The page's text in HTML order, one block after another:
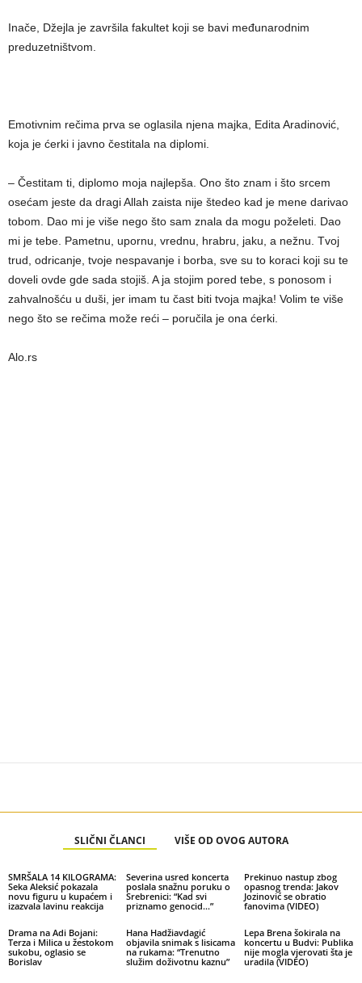
Inače, Džejla je završila fakultet koji se bavi međunarodnim
preduzetništvom.
Emotivnim rečima prva se oglasila njena majka, Edita Aradinović,
koja je ćerki i javno čestitala na diplomi.
– Čestitam ti, diplomo moja najlepša. Ono što znam i što srcem
osećam jeste da dragi Allah zaista nije štedeo kad je mene darivao
tobom. Dao mi je više nego što sam znala da mogu poželeti. Dao
mi je tebe. Pametnu, upornu, vrednu, hrabru, jaku, a nežnu. Tvoj
trud, odricanje, tvoje nespavanje i borba, sve su to koraci koji su te
doveli ovde gde sada stojiš. A ja stojim pored tebe, s ponosom i
zahvalnošću u duši, jer imam tu čast biti tvoja majka! Volim te više
nego što se rečima može reći – poručila je ona ćerki.
Alo.rs
SLIČNI ČLANCI VIŠE OD OVOG AUTORA
SMRŠALA 14 KILOGRAMA:
Seka Aleksić pokazala
novu figuru u kupaćem i
izazvala lavinu reakcija
Severina usred koncerta
poslala snažnu poruku o
Srebrenici: “Kad svi
priznamo genocid…”
Prekinuo nastup zbog
opasnog trenda: Jakov
Jozinović se obratio
fanovima (VIDEO)
Drama na Adi Bojani:
Terza i Milica u žestokom
sukobu, oglasio se
Borislav
Hana Hadžiavdagić
objavila snimak s lisicama
na rukama: “Trenutno
služim doživotnu kaznu”
Lepa Brena šokirala na
koncertu u Budvi: Publika
nije mogla vjerovati šta je
uradila (VIDEO)